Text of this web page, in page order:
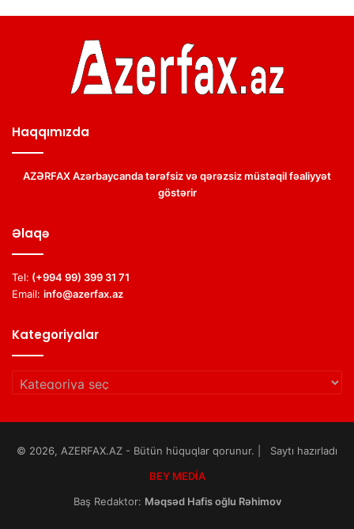
Haqqımızda
AZƏRFAX Azərbaycanda tərəfsiz və qərəzsiz müstəqil fəaliyyət
göstərir
Əlaqə
Tel: (+994 99) 399 31 71
Email: info@azerfax.az
Kategoriyalar
Kategoriyalar
© 2026, AZERFAX.AZ - Bütün hüquqlar qorunur. | Saytı hazırladı
BEY MEDİA
Baş Redaktor: Məqsəd Hafis oğlu Rəhimov